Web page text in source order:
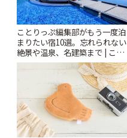
ことりっぷ編集部がもう一度泊
まりたい宿10選。忘れられない
絶景や温泉、名建築まで | こと
りっぷ